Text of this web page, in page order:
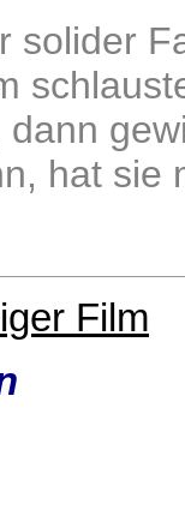
solider
hat sie
Film